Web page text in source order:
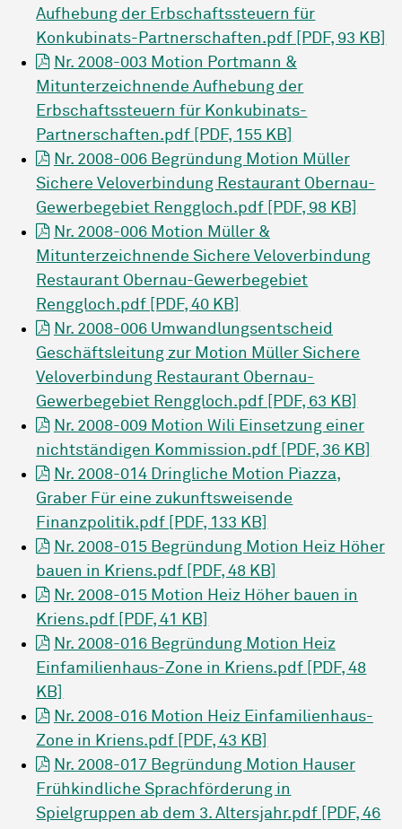
Aufhebung der Erbschaftssteuern für
Konkubinats-Partnerschaften.pdf [PDF, 93 KB]
Nr. 2008-003 Motion Portmann &
Mitunterzeichnende Aufhebung der
Erbschaftssteuern für Konkubinats-
Partnerschaften.pdf [PDF, 155 KB]
Nr. 2008-006 Begründung Motion Müller
Sichere Veloverbindung Restaurant Obernau-
Gewerbegebiet Renggloch.pdf [PDF, 98 KB]
Nr. 2008-006 Motion Müller &
Mitunterzeichnende Sichere Veloverbindung
Restaurant Obernau-Gewerbegebiet
Renggloch.pdf [PDF, 40 KB]
Nr. 2008-006 Umwandlungsentscheid
Geschäftsleitung zur Motion Müller Sichere
Veloverbindung Restaurant Obernau-
Gewerbegebiet Renggloch.pdf [PDF, 63 KB]
Nr. 2008-009 Motion Wili Einsetzung einer
nichtständigen Kommission.pdf [PDF, 36 KB]
Nr. 2008-014 Dringliche Motion Piazza,
Graber Für eine zukunftsweisende
Finanzpolitik.pdf [PDF, 133 KB]
Nr. 2008-015 Begründung Motion Heiz Höher
bauen in Kriens.pdf [PDF, 48 KB]
Nr. 2008-015 Motion Heiz Höher bauen in
Kriens.pdf [PDF, 41 KB]
Nr. 2008-016 Begründung Motion Heiz
Einfamilienhaus-Zone in Kriens.pdf [PDF, 48
KB]
Nr. 2008-016 Motion Heiz Einfamilienhaus-
Zone in Kriens.pdf [PDF, 43 KB]
Nr. 2008-017 Begründung Motion Hauser
Frühkindliche Sprachförderung in
Spielgruppen ab dem 3. Altersjahr.pdf [PDF, 46